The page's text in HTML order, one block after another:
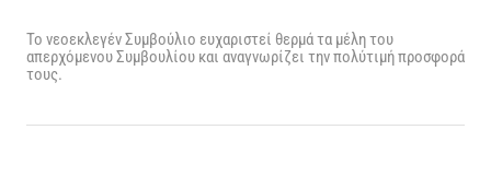
Το νεοεκλεγέν Συμβούλιο ευχαριστεί θερμά τα μέλη του
απερχόμενου Συμβουλίου και αναγνωρίζει την πολύτιμή προσφορά
τους.